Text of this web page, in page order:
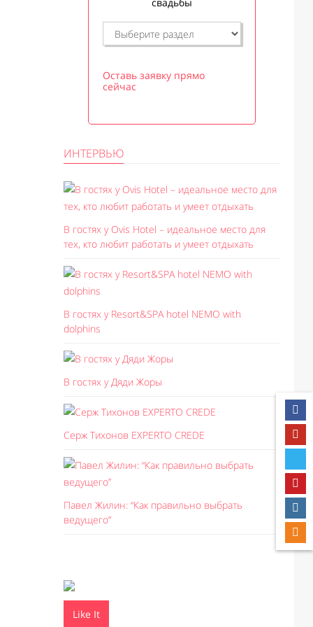
Оставь заявку прямо
сейчас
ИНТЕРВЬЮ
В гостях у Ovis Hotel – идеальное место для
тех, кто любит работать и умеет отдыхать
В гостях у Resort&SPA hotel NEMO with
dolphins
В гостях у Дяди Жоры
Серж Тихонов EXPERTO CREDE
Павел Жилин: “Как правильно выбрать
ведущего”
Like It